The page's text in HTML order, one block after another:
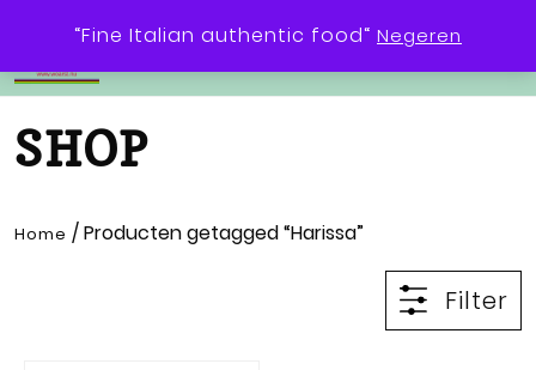
SHOP
Home / Producten getagged “Harissa”
Filter
“Fine Italian authentic food“ Negeren